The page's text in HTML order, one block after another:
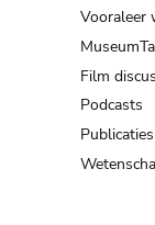
Vooraleer
Film
Podcasts
Publicaties